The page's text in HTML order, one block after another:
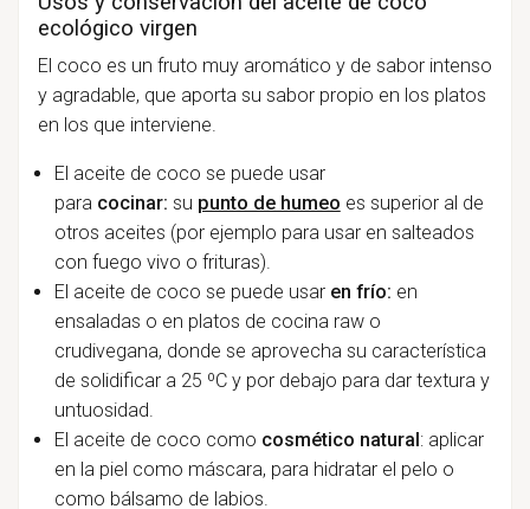
ecológico virgen
El coco es un fruto muy aromático y de sabor intenso
y agradable, que aporta su sabor propio en los platos
en los que interviene.
El aceite de coco se puede usar
para cocinar: su punto de humeo es superior al de
otros aceites (por ejemplo para usar en salteados
con fuego vivo o frituras).
El aceite de coco se puede usar en frío: en
ensaladas o en platos de cocina raw o
crudivegana, donde se aprovecha su característica
de solidificar a 25 ºC y por debajo para dar textura y
untuosidad.
El aceite de coco como cosmético natural: aplicar
en la piel como máscara, para hidratar el pelo o
como bálsamo de labios.